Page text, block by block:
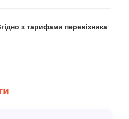
з тарифами перевізника